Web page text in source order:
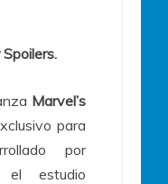
Marvel’s
para
por
, el estudio